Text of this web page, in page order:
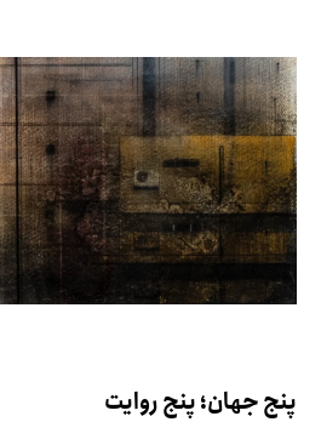
پنج جهان؛ پنج روایت